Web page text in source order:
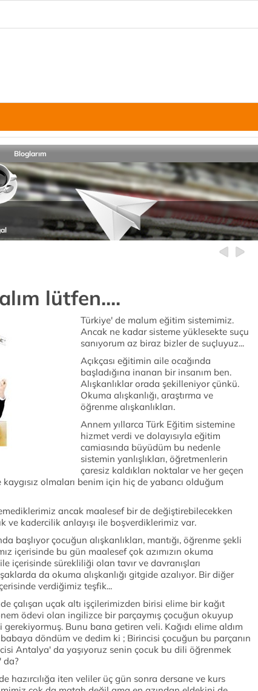
Bloglarım
lütfen....
Türkiye' de malum eğitim sistemimiz.
Ancak ne kadar sisteme yüklesekte suçu
sanıyorum az biraz bizler de suçluyuz...
Açıkçası eğitimin aile ocağında
başladığına inanan bir insanım ben.
Alışkanlıklar orada şekilleniyor çünkü.
Okuma alışkanlığı, araştırma ve
öğrenme alışkanlıkları.
Annem yıllarca Türk Eğitim sistemine
hizmet verdi ve dolayısıyla eğitim
camiasında büyüdüm bu nedenle
sistemin yanlışlıkları, öğretmenlerin
çaresiz kaldıkları noktalar ve her geçen
olmaları benim için hiç de yabancı olduğum
ancak maalesef bir de değiştirebilecekken
ve kadercilik anlayışı ile boşverdiklerimiz var.
başlıyor çocuğun alışkanlıkları, mantığı, öğrenme şekli
içerisinde bu gün maalesef çok azımızın okuma
içerisinde sürekliliği olan tavır ve davranışları
da okuma alışkanlığı gitgide azalıyor. Bir diğer
verdiğimiz teşfik...
çalışan uçak altı işçilerimizden birisi elime bir kağıt
ödevi olan ingilizce bir parçaymış çocuğun okuyup
Bunu bana getiren veli. Kağıdı elime aldım
döndüm ve dedim ki ; Birincisi çocuğun bu parçanın
Antalya' da yaşıyoruz senin çocuk bu dili öğrenmek
da?
hazırcılığa iten veliler üç gün sonra dersane ve kurs